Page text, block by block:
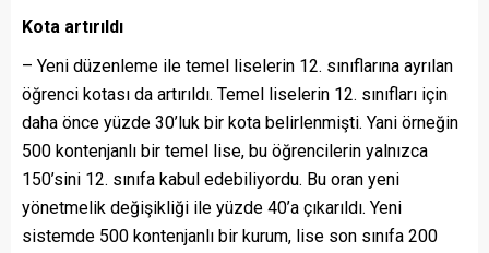
Kota artırıldı
– Yeni düzenleme ile temel liselerin 12. sınıflarına ayrılan
öğrenci kotası da artırıldı. Temel liselerin 12. sınıfları için
daha önce yüzde 30’luk bir kota belirlenmişti. Yani örneğin
500 kontenjanlı bir temel lise, bu öğrencilerin yalnızca
150’sini 12. sınıfa kabul edebiliyordu. Bu oran yeni
yönetmelik değişikliği ile yüzde 40’a çıkarıldı. Yeni
sistemde 500 kontenjanlı bir kurum, lise son sınıfa 200